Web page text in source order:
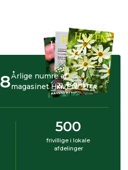
Årlige numre af
magasinet HAVEN
8
500
frivillige i lokale
afdelinger